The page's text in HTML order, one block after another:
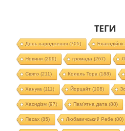
ТЕГИ
День народження(705)
Новини (299) громада (267)
Свято (211) Колель Тора (188)
Ханука (111) Йорцайт (108)
Хасидізм (97) Пам'ятна дата (88)
Песах(85) Любавичський Ребе (80)